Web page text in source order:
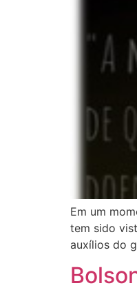
Em um
tem sido
auxílios do